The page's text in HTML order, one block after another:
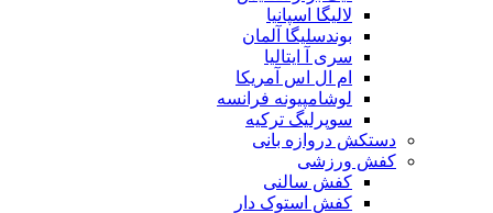
لالیگا اسپانیا
بوندسلیگا آلمان
سری آ ایتالیا
ام ال اس آمریکا
لوشامپیونه فرانسه
سوپرلیگ ترکیه
دستکش دروازه بانی
کفش ورزشی
کفش سالنی
کفش استوک دار